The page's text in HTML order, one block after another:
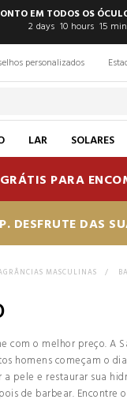
EM TODOS OS
2 days 10 hours 15
personalizados
LAR SOLARES
PARA
DESFRUTE DAS
MASCULINAS >
com o melhor preço. A
homens começam o
pele e restaurar sua
de barbear.